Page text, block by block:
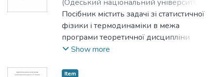
(Одеський національний університет
імені І. І. Мечникова,2014 )Затовський,
Олександр Всеволодович; Сушко,
Мирослав Ярославович;Zatovskyi,
Oleksandr V.;Sushko, Myroslav Ya.
Посібник містить задачі зі статистичної
фізики і термодинаміки в межа
програми теоретичної дисципліни
«Термодинаміка і статистична фізика»,
курсів фізичних факультетів
Show more
Item